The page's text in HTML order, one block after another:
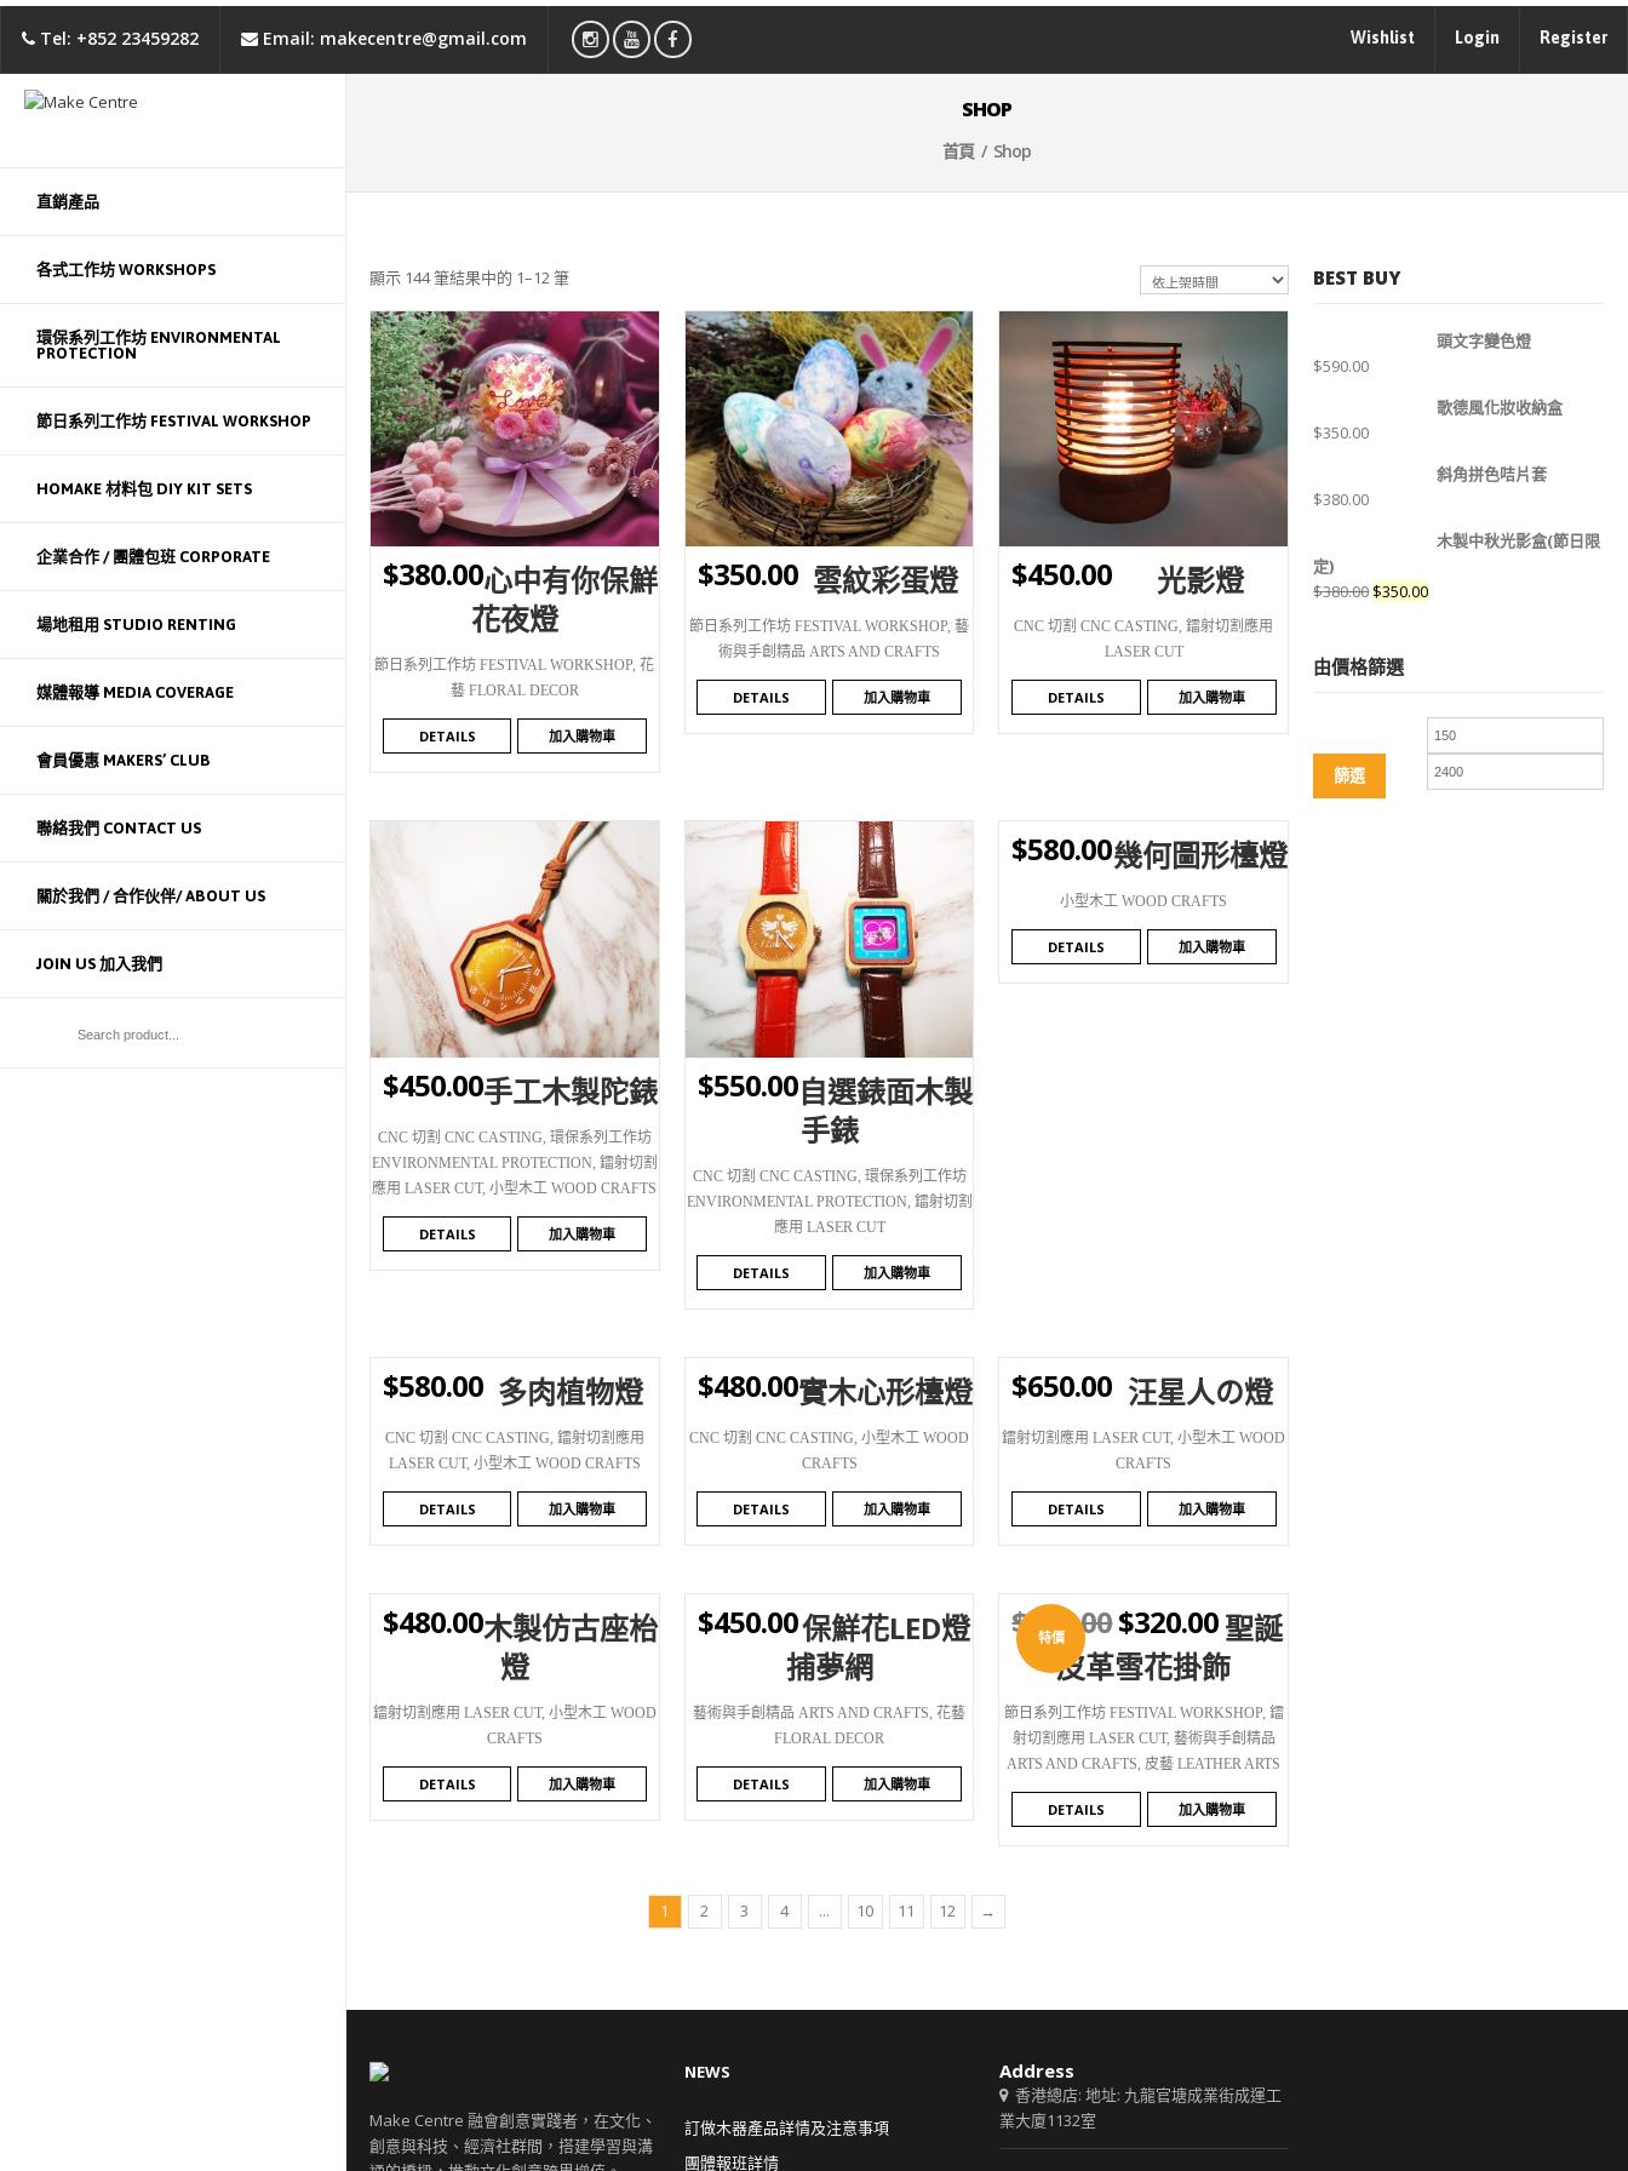
Tel: +852 23459282 Email: makecentre@gmail.com Wishlist Login Register
直銷產品
各式工作坊 WORKSHOPS
環保系列工作坊 ENVIRONMENTAL
PROTECTION
節日系列工作坊 FESTIVAL WORKSHOP
HOMAKE 材料包 DIY KIT SETS
企業合作 / 團體包班 CORPORATE
場地租用 STUDIO RENTING
媒體報導 MEDIA COVERAGE
會員優惠 MAKERS’ CLUB
聯絡我們 CONTACT US
關於我們 / 合作伙伴/ ABOUT US
JOIN US 加入我們
SHOP
首頁/ Shop
顯示 144 筆結果中的 1–12 筆
WISHLIST
$380.00心中有你保鮮
花夜燈
節日系列工作坊 FESTIVAL WORKSHOP,花
藝 FLORAL DECOR
DETAILS 加入購物車
WISHLIST
$350.00 雲紋彩蛋燈
節日系列工作坊 FESTIVAL WORKSHOP,藝
術與手創精品 ARTS AND CRAFTS
DETAILS 加入購物車
WISHLIST
$450.00 光影燈
CNC 切割 CNC CASTING,鐳射切割應用
LASER CUT
DETAILS 加入購物車
WISHLIST
$450.00手工木製陀錶
CNC 切割 CNC CASTING, 環保系列工作坊
ENVIRONMENTAL PROTECTION, 鐳射切割
應用 LASER CUT,小型木工 WOOD CRAFTS
DETAILS 加入購物車
WISHLIST
$550.00自選錶面木製
手錶
CNC 切割 CNC CASTING, 環保系列工作坊
ENVIRONMENTAL PROTECTION, 鐳射切割
應用 LASER CUT
DETAILS 加入購物車
WISHLIST
$580.00幾何圖形檯燈
小型木工 WOOD CRAFTS
DETAILS 加入購物車
WISHLIST
$580.00 多肉植物燈
CNC 切割 CNC CASTING 鐳射切割應用
LASER CUT, 小型木工 WOOD CRAFTS
DETAILS 加入購物車
WISHLIST
$480.00實木心形檯燈
CNC 切割 CNC CASTING ,小型木工 WOOD
CRAFTS
DETAILS 加入購物車
WISHLIST
$650.00 汪星人の燈
鐳射切割應用 LASER CUT,小型木工 WOOD
CRAFTS
DETAILS 加入購物車
WISHLIST
$480.00木製仿古座枱
燈
鐳射切割應用 LASER CUT, 小型木工 WOOD
CRAFTS
DETAILS 加入購物車
WISHLIST
$450.00保鮮花LED燈
捕夢網
藝術與手創精品 ARTS AND CRAFTS ,花藝
FLORAL DECOR
DETAILS 加入購物車
特價
WISHLIST
$380.00$320.00聖誕
皮革雪花掛飾
節日系列工作坊 FESTIVAL WORKSHOP, 鐳
射切割應用 LASER CUT, 藝術與手創精品
ARTS AND CRAFTS 皮藝 LEATHER ARTS
DETAILS 加入購物車
1 2 3 4 ... 10 11 12 →
BEST BUY
頭文字變色燈
$590.00
歌德風化妝收納盒
$350.00
斜角拼色咭片套
$380.00
木製中秋光影盒(節日限
定)
$380.00 $350.00
由價格篩選
篩選
Make Centre 融會創意實踐者，在文化、
創意與科技、經濟社群間，搭建學習與溝
NEWS
訂做木器產品詳情及注意事項
團體報班詳情
Address
香港總店: 地址: 九龍官塘成業街成運工
業大廈1132室